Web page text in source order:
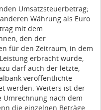
Umsatzsteuerbetrag;
Währung als Euro
mit dem
den der
für den Zeitraum, in dem
erbracht wurde,
darf auch der letzte,
veröffentlichte
werden. Weiters ist der
nach dem
die einzelnen Beträge